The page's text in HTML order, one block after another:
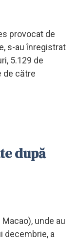
provocat de
s-au înregistrat
5.129 de
de către
după
unde au
decembrie, a